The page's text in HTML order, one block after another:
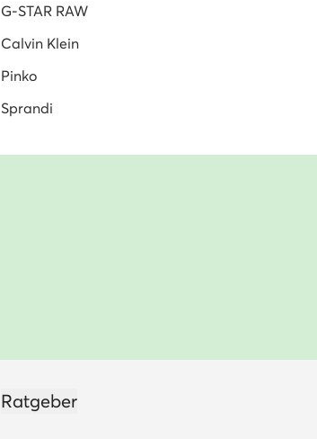
G-STAR RAW
Calvin Klein
Pinko
Sprandi
Ratgeber